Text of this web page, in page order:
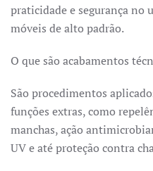
praticidade e segurança no
móveis de alto padrão.
O que são acabamentos
São procedimentos
funções extras, como
manchas, ação
UV e até proteção contra